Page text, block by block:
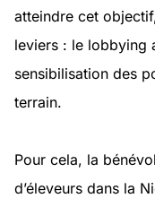
atteindre cet
leviers : le lobbying
sensibilisation des
terrain.
Pour cela, la
d’éleveurs dans la